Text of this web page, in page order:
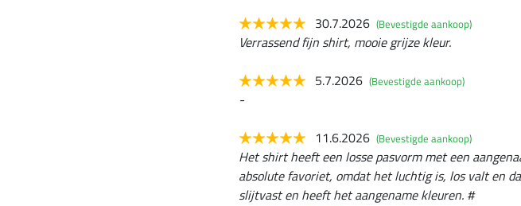
30.7.2026 (Bevestigde aankoop)
Verrassend fijn shirt, mooie grijze kleur.
5.7.2026 (Bevestigde aankoop)
-
11.6.2026 (Bevestigde aankoop)
Het shirt heeft een losse pasvorm met een
absolute favoriet, omdat het luchtig is, los valt en
slijtvast en heeft het aangename kleuren. #